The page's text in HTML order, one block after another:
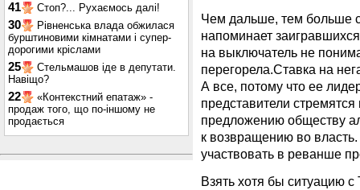
41 Стоп?... Рухаємось далі!
30
Рівненська влада обжилася
бурштиновими кімнатами і супер-
дорогими кріслами
25
Стельмашов іде в депутати.
Навіщо?
22
«Контекстний епатаж» -
продаж того, що по-іншому не
продається
Чем дальше, тем больше
напоминает
на выключатель не
перегорела.Ставка на
А все, потому что ее
представители
предложению обществу
к возвращению во
участвовать в реванше
Взять хотя бы ситуацию